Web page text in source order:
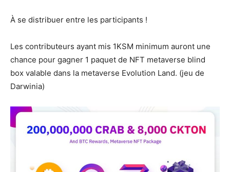
À se distribuer entre les participants !
Les contributeurs ayant mis 1KSM minimum auront une
chance pour gagner 1 paquet de NFT metaverse blind
box valable dans la metaverse Evolution Land. (jeu de
Darwinia)